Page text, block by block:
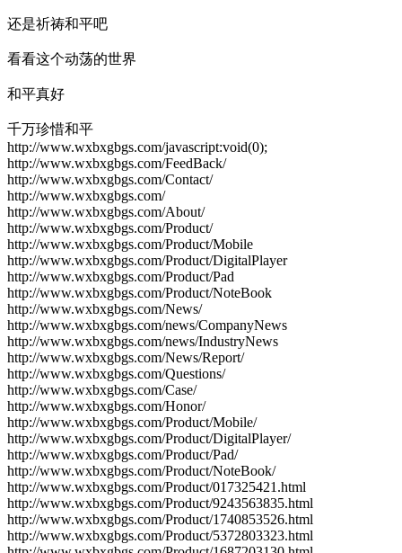
还是祈祷和平吧
看看这个动荡的世界
和平真好
千万珍惜和平
http://www.wxbxgbgs.com/javascript:void(0);
http://www.wxbxgbgs.com/FeedBack/
http://www.wxbxgbgs.com/Contact/
http://www.wxbxgbgs.com/
http://www.wxbxgbgs.com/About/
http://www.wxbxgbgs.com/Product/
http://www.wxbxgbgs.com/Product/Mobile
http://www.wxbxgbgs.com/Product/DigitalPlayer
http://www.wxbxgbgs.com/Product/Pad
http://www.wxbxgbgs.com/Product/NoteBook
http://www.wxbxgbgs.com/News/
http://www.wxbxgbgs.com/news/CompanyNews
http://www.wxbxgbgs.com/news/IndustryNews
http://www.wxbxgbgs.com/News/Report/
http://www.wxbxgbgs.com/Questions/
http://www.wxbxgbgs.com/Case/
http://www.wxbxgbgs.com/Honor/
http://www.wxbxgbgs.com/Product/Mobile/
http://www.wxbxgbgs.com/Product/DigitalPlayer/
http://www.wxbxgbgs.com/Product/Pad/
http://www.wxbxgbgs.com/Product/NoteBook/
http://www.wxbxgbgs.com/Product/017325421.html
http://www.wxbxgbgs.com/Product/9243563835.html
http://www.wxbxgbgs.com/Product/1740853526.html
http://www.wxbxgbgs.com/Product/5372803323.html